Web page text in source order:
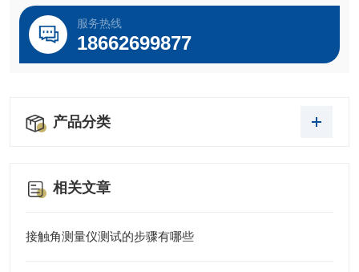
服务热线
18662699877
产品分类
相关文章
接触角测量仪测试的步骤有哪些